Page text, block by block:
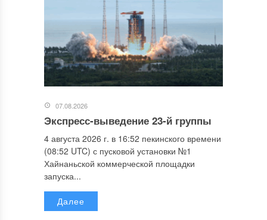
07.08.2026
Экспресс-выведение 23-й группы
4 августа 2026 г. в 16:52 пекинского времени
(08:52 UTC) с пусковой установки №1
Хайнаньской коммерческой площадки
запуска...
Далее